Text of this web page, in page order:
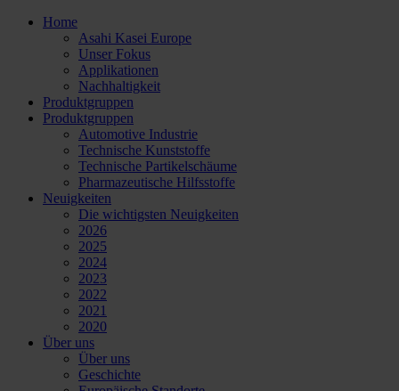
Home
Asahi Kasei Europe
Unser Fokus
Applikationen
Nachhaltigkeit
Produktgruppen
Produktgruppen
Automotive Industrie
Technische Kunststoffe
Technische Partikelschäume
Pharmazeutische Hilfsstoffe
Neuigkeiten
Die wichtigsten Neuigkeiten
2026
2025
2024
2023
2022
2021
2020
Über uns
Über uns
Geschichte